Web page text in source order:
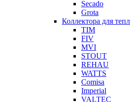
Secado
Grota
Коллектора для
TIM
FIV
MVI
STOUT
REHAU
WATTS
Comisa
Imperial
VALTEC